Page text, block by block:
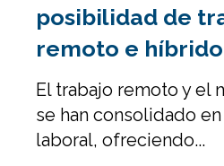
posibilidad de
remoto e híbrido
El trabajo remoto y el
se han consolidado
laboral, ofreciendo...